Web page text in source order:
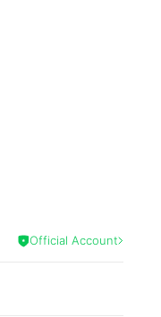
Official Account